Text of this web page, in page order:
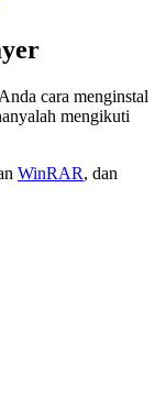
cara menginstal
mengikuti
WinRAR, dan